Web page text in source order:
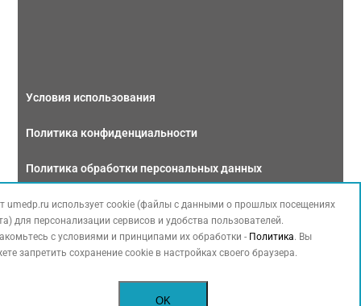
Условия использования
Политика конфиденциальности
Политика обработки персональных данных
Связаться с нами
umedp.ru использует cookie (файлы с данными о прошлых посещениях
для персонализации сервисов и удобства пользователей.
с условиями и принципами их обработки - Политика. Вы
запретить сохранение cookie в настройках своего браузера.
OK